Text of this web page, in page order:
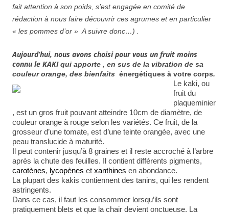
fait attention à son poids, s’est engagée en comité de
rédaction à nous faire découvrir ces agrumes et en particulier
« les pommes d’or » A suivre donc…) .
Aujourd’hui, nous avons choisi pour vous un fruit moins
connu le KAKIqui apporte , en sus de la vibration de sa
couleur orange, des bienfaits énergétiques à votre corps.
Le kaki, ou
fruit du
plaqueminier
, est un gros fruit pouvant atteindre 10cm de diamètre, de
couleur orange à rouge selon les variétés. Ce fruit, de la
grosseur d’une tomate, est d’une teinte orangée, avec une
peau translucide à maturité.
Il peut contenir jusqu’à 8 graines et il reste accroché à l’arbre
après la chute des feuilles. Il contient différents pigments,
carotènes, lycopènes et xanthines en abondance.
La plupart des kakis contiennent des tanins, qui les rendent
astringents.
Dans ce cas, il faut les consommer lorsqu’ils sont
pratiquement blets et que la chair devient onctueuse. La